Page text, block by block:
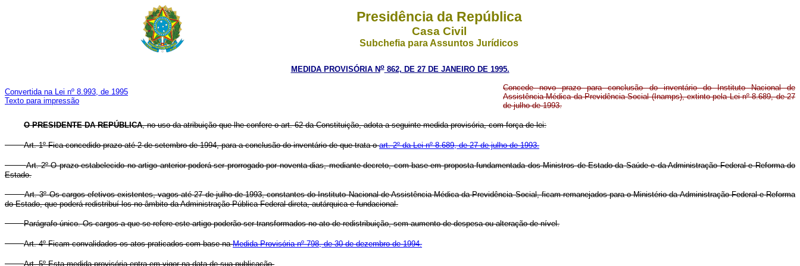
Presidência da República
Casa Civil
Subchefia para Assuntos Jurídicos
MEDIDA PROVISÓRIA No862, DE 27 DE JANEIRO DE 1995.
Convertida na Lei nº 8.993, de 1995
Texto para impressão
Concede novo prazo para conclusão do inventário do Instituto Nacional de
Assistência Médica da Previdência Social (Inamps), extinto pela Lei nº 8.689, de 27
de julho de 1993.
O PRESIDENTE DA REPÚBLICA, no uso da atribuição que lhe confere o art. 62 da Constituição, adota a seguinte medida provisória, com força de lei:
Art. 1º Fica concedido prazo até 2 de setembro de 1994, para a conclusão do inventário de que trata oart. 2º da Lei nº 8.689, de 27 de julho de 1993.
Art. 2º O prazo estabelecido no artigo anterior poderá ser prorrogado por noventa dias, mediante decreto, com base em proposta fundamentada dos Ministros de Estado da Saúde e da Administração Federal e Reforma do
Estado.
Art. 3º Os cargos efetivos existentes, vagos até 27 de julho de 1993, constantes do Instituto Nacional de Assistência Médica da Previdência Social, ficam remanejados para o Ministério da Administração Federal e Reforma
do Estado, que poderá redistribuí-los no âmbito da Administração Pública Federal direta, autárquica e fundacional.
Parágrafo único. Os cargos a que se refere este artigo poderão ser transformados no ato de redistribuição, sem aumento de despesa ou alteração de nível.
Art. 4º Ficam convalidados os atos praticados com base naMedida Provisória nº 798, de 30 de dezembro de 1994.
Art. 5º Esta medida provisória entra em vigor na data de sua publicação.